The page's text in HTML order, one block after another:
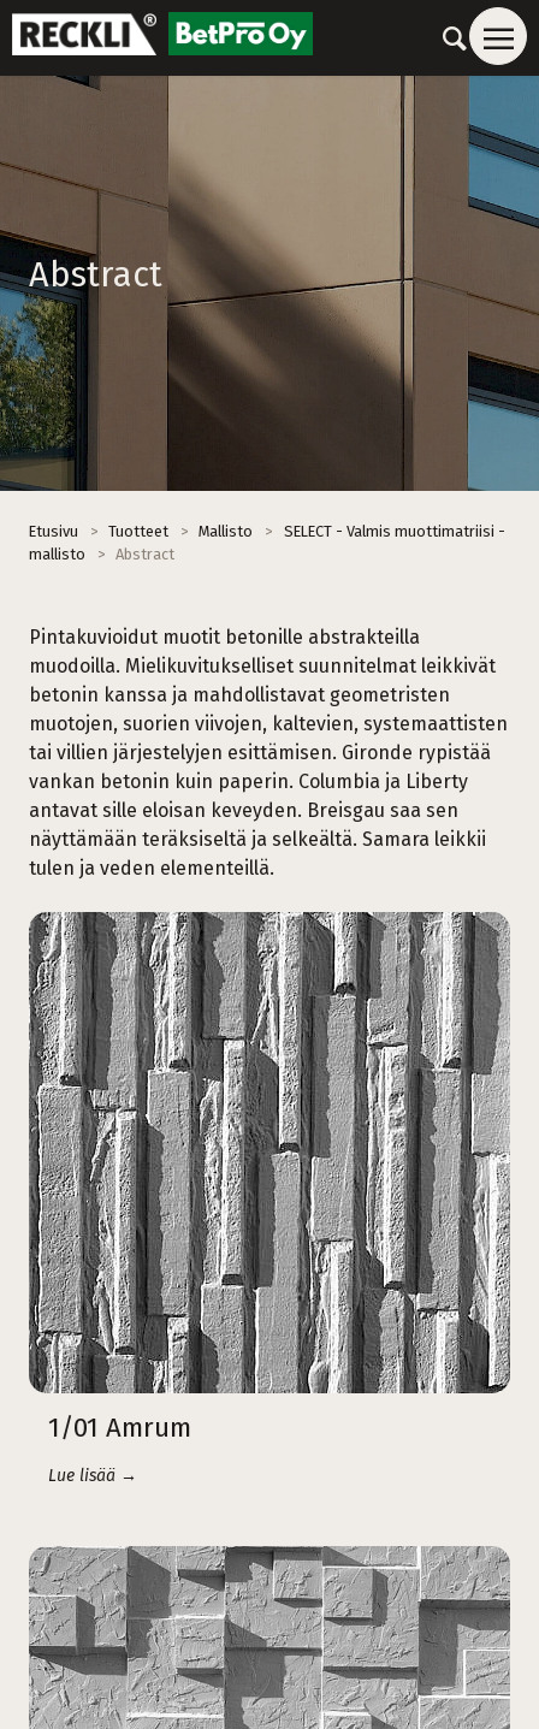
Abstract
Etusivu > Tuotteet > Mallisto >
SELECT - Valmis muottimatriisi -
mallisto
> Abstract
Pintakuvioidut muotit betonille abstrakteilla
muodoilla. Mielikuvitukselliset suunnitelmat leikkivät
betonin kanssa ja mahdollistavat geometristen
muotojen, suorien viivojen, kaltevien, systemaattisten
tai villien järjestelyjen esittämisen. Gironde rypistää
vankan betonin kuin paperin. Columbia ja Liberty
antavat sille eloisan keveyden. Breisgau saa sen
näyttämään teräksiseltä ja selkeältä. Samara leikkii
tulen ja veden elementeillä.
1/01 Amrum
Lue lisää →